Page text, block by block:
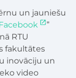
un jauniešu
”
RTU
fakultātes
inovāciju un
video